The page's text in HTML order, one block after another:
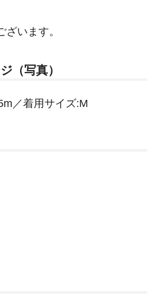
ざいます。
（写真）
／着用サイズ:M